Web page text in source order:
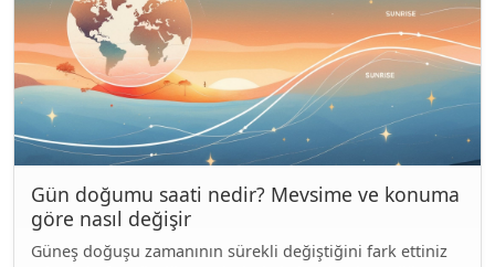
Gün doğumu saati nedir? Mevsime ve konuma
göre nasıl değişir
Güneş doğuşu zamanının sürekli değiştiğini fark ettiniz